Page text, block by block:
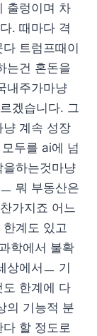
출렁이며 차
. 때마다 격
트럼프때이
는건 혼돈을
내주가마냥
겠습니다. 그
냥 계속 성장
두를 ai에 넘
하는것마냥
뭐 부동산은
가지죠 어느
계도 있고
학에서 불확
상에서ㅡ 기
도 한계에 다
의 기능적 분
할 정도로